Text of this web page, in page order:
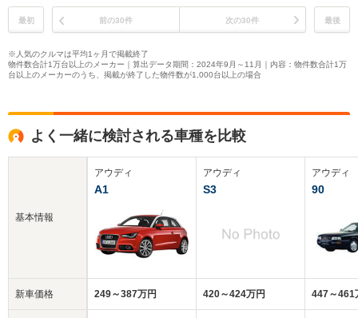
最初 前の30件 次の30件 最後
※人気のクルマは平均1ヶ月で掲載終了
物件数合計1万台以上のメーカー｜算出データ期間：2024年9月～11月｜内容：物件数合計1万
台以上のメーカーのうち、掲載が終了した物件数が1,000台以上の場合
よく一緒に検討される車種を比較
基本情報
新車価格
アウディ
A1
249～387万円
アウディ
S3
420～424万円
アウディ
90
447～461